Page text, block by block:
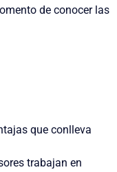
de conocer las
que conlleva
trabajan en